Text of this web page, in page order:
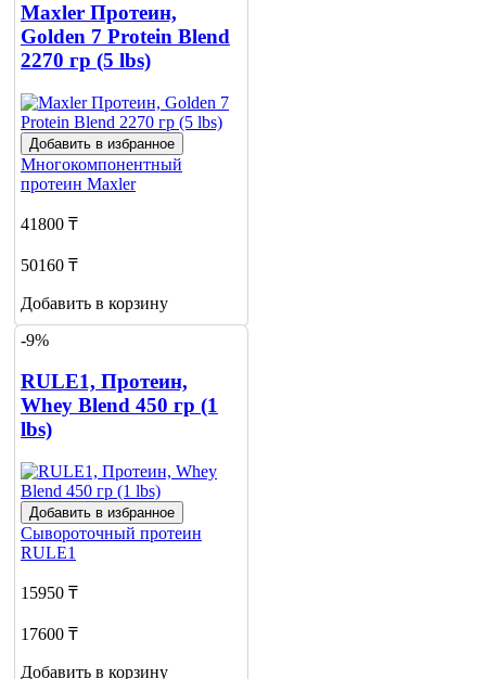
Maxler Протеин,
Golden 7 Protein Blend
2270 гр (5 lbs)
Добавить в избранное
Многокомпонентный
протеин Maxler
41800 ₸
50160 ₸
Добавить в корзину
-9%
RULE1, Протеин,
Whey Blend 450 гр (1
lbs)
Добавить в избранное
Сывороточный протеин
RULE1
15950 ₸
17600 ₸
Добавить в корзину